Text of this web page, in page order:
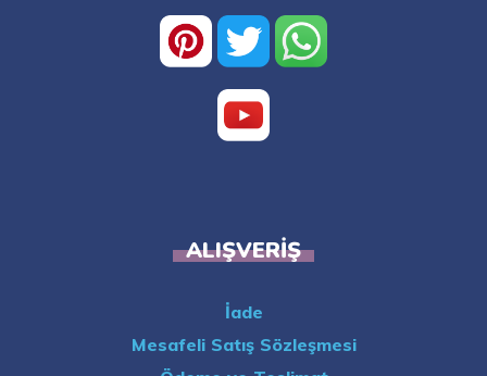
ALIŞVERIŞ
İade
Mesafeli Satış Sözleşmesi